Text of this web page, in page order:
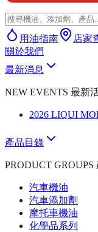
用油指南
店家
關於我們
最新消息
NEW EVENTS 最新
2026 LIQUI
產品目錄
PRODUCT GROUPS
汽車機油
汽車添加劑
摩托車機油
化學品系列